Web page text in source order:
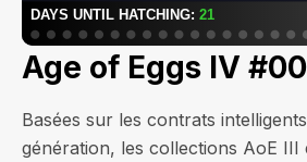
Age of Eggs IV
Basées sur les contrats
génération, les collections AoE III